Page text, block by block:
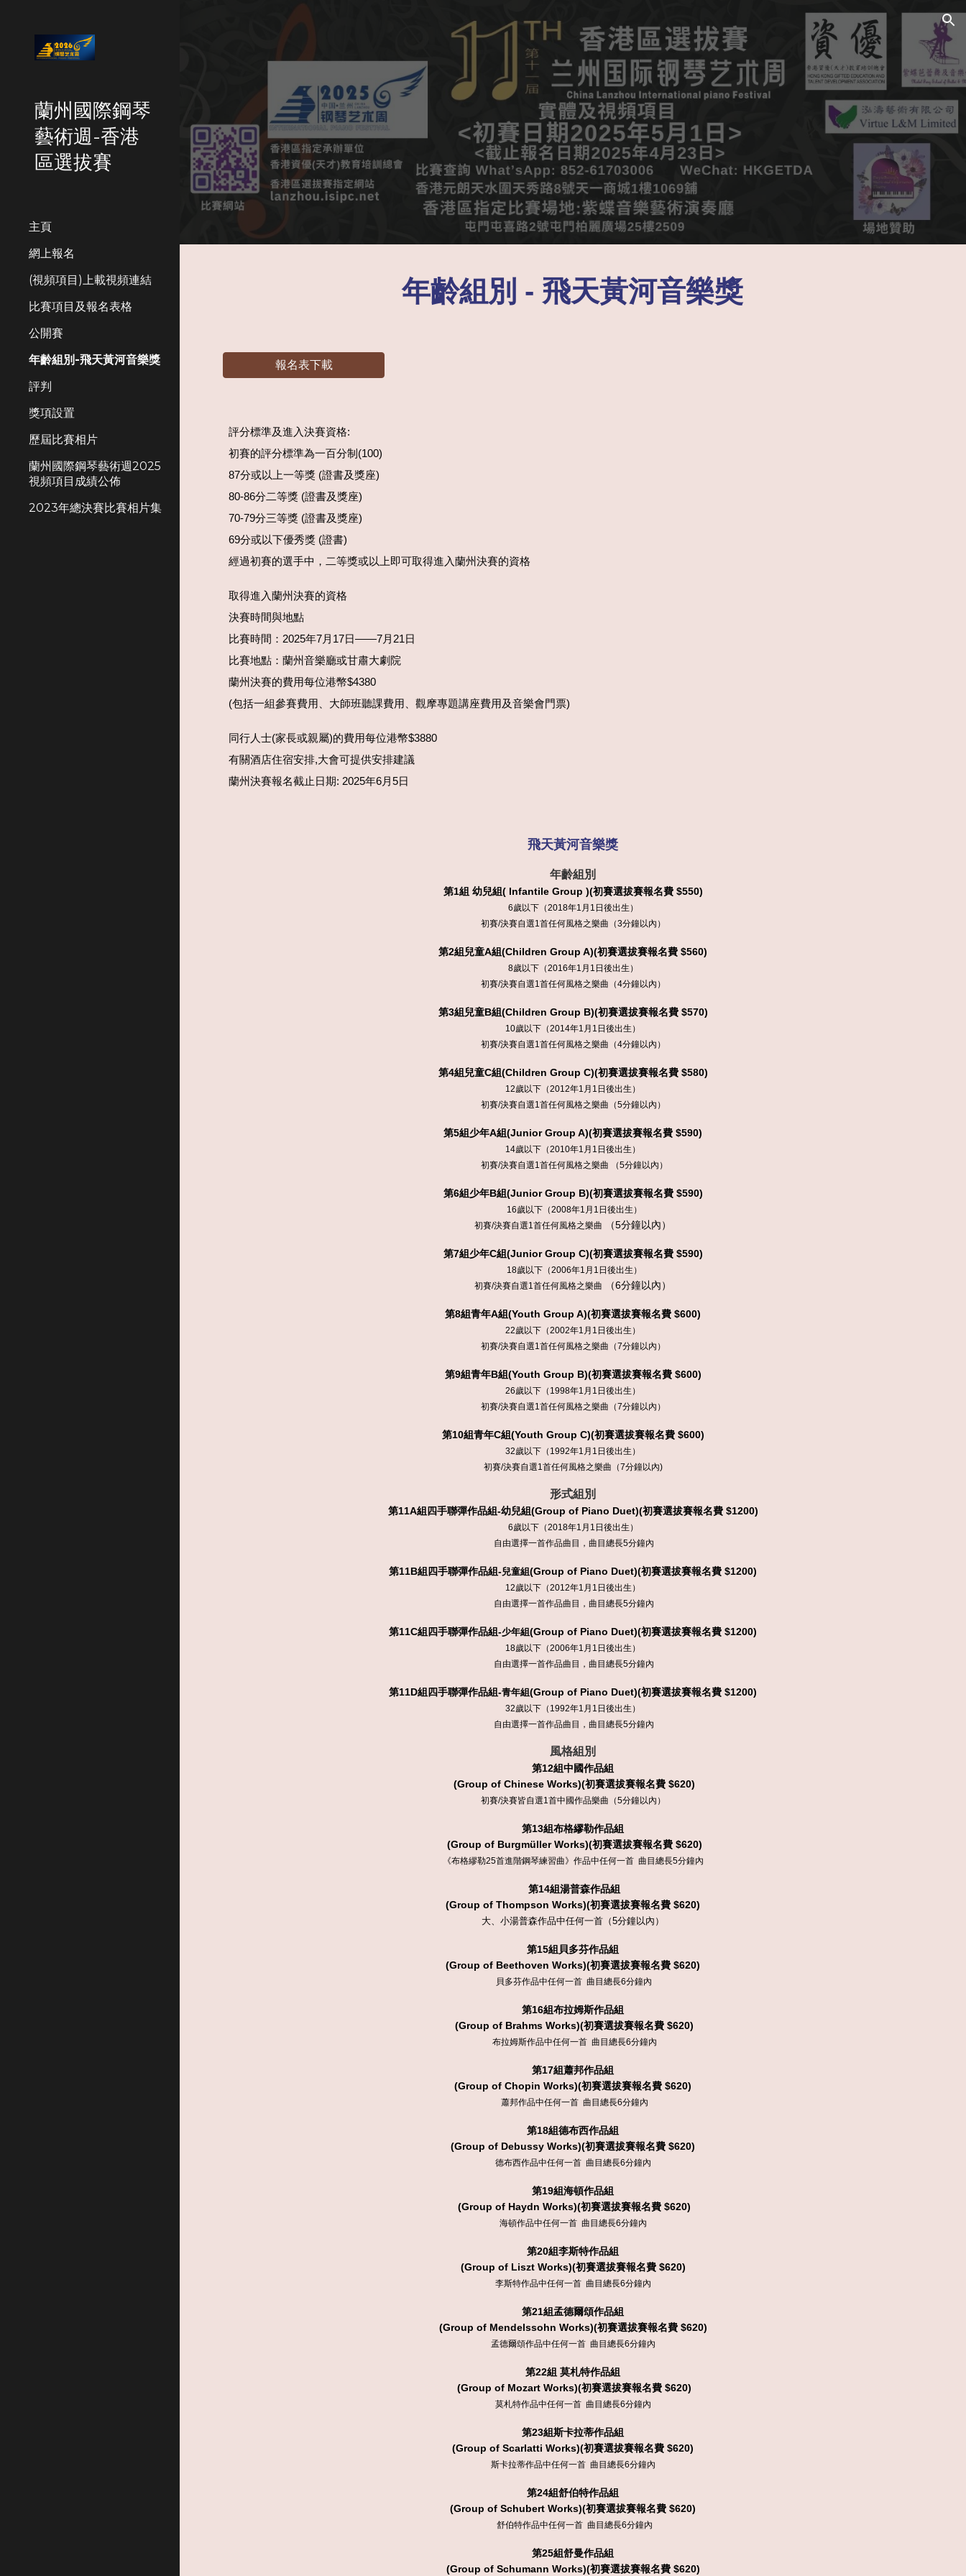
Skip to navigation
蘭州國際鋼琴
藝術週-香港
區選拔賽
主頁
網上報名
(視頻項目)上載視頻連結
比賽項目及報名表格
公開賽
年齡組別-飛天黃河音樂獎
評判
獎項設置
歷屆比賽相片
蘭州國際鋼琴藝術週2025
視頻項目成績公佈
2023年總決賽比賽相片集
年齡組別 - 飛天黃河音樂獎
報名表下載
評分標準及進入決賽資格:
初賽的評分標準為一百分制(100)
87分或以上一等獎 (證書及獎座)
80-86分二等獎 (證書及獎座)
70-79分三等獎 (證書及獎座)
69分或以下優秀獎 (證書)
經過初賽的選手中，二等獎或以上即可取得進入蘭州決賽的資格
取得進入蘭州決賽的資格
決賽時間與地點
比賽時間：2025年7月17日——7月21日
比賽地點：蘭州音樂廳或甘肅大劇院
蘭州決賽的費用每位港幣$4380
(包括一組參賽費用、大師班聽課費用、觀摩專題講座費用及音樂會門票)
同行人士(家長或親屬)的費用每位港幣$3880
有關酒店住宿安排,大會可提供安排建議
蘭州決賽報名截止日期: 2025年6月5日
飛天黃河音樂獎
年齡組別
第1組 幼兒組( Infantile Group )(初賽選拔賽報名費 $550)
6歲以下（2018年1月1日後出生）
初賽/決賽自選1首任何風格之樂曲（3分鐘以內）
第2組兒童A組(Children Group A)(初賽選拔賽報名費 $560)
8歲以下（2016年1月1日後出生）
初賽/決賽自選1首任何風格之樂曲（4分鐘以內）
第3組兒童B組(Children Group B)(初賽選拔賽報名費 $570)
10歲以下（2014年1月1日後出生）
初賽/決賽自選1首任何風格之樂曲（4分鐘以內）
第4組兒童C組(Children Group C)(初賽選拔賽報名費 $580)
12歲以下（2012年1月1日後出生）
初賽/決賽自選1首任何風格之樂曲（5分鐘以內）
第5組少年A組(Junior Group A)(初賽選拔賽報名費 $590)
14歲以下（2010年1月1日後出生）
初賽/決賽自選1首任何風格之樂曲 （5分鐘以內）
第6組少年B組(Junior Group B)(初賽選拔賽報名費 $590)
16歲以下（2008年1月1日後出生）
初賽/決賽自選1首任何風格之樂曲
（5分鐘以內）
第7組少年C組(Junior Group C)(初賽選拔賽報名費 $590)
18歲以下（2006年1月1日後出生）
初賽/決賽自選1首任何風格之樂曲
（6分鐘以內）
第8組青年A組(Youth Group A)(初賽選拔賽報名費 $600)
22歲以下（2002年1月1日後出生）
初賽/決賽自選1首任何風格之樂曲（7分鐘以內）
第9組青年B組(Youth Group B)(初賽選拔賽報名費 $600)
26歲以下（1998年1月1日後出生）
初賽/決賽自選1首任何風格之樂曲（7分鐘以內）
第10組青年C組(Youth Group C)(初賽選拔賽報名費 $600)
32歲以下（1992年1月1日後出生）
初賽/決賽自選1首任何風格之樂曲（7分鐘以內)
形式組別
第11A組四手聯彈作品組-幼兒組(Group of Piano Duet)(初賽選拔賽報名費 $1200)
6歲以下（2018年1月1日後出生）
自由選擇一首作品曲目，曲目總長5分鐘內
第11B組四手聯彈作品組-兒童組(Group of Piano Duet)(初賽選拔賽報名費 $1200)
12歲以下（2012年1月1日後出生）
自由選擇一首作品曲目，曲目總長5分鐘內
第11C組四手聯彈作品組-少年組(Group of Piano Duet)(初賽選拔賽報名費 $1200)
18歲以下（2006年1月1日後出生）
自由選擇一首作品曲目，曲目總長5分鐘內
第11D組四手聯彈作品組-青年組(Group of Piano Duet)(初賽選拔賽報名費 $1200)
32歲以下（1992年1月1日後出生）
自由選擇一首作品曲目，曲目總長5分鐘內
風格組別
第12組中國作品組
(Group of Chinese Works)(初賽選拔賽報名費 $620)
初賽/決賽皆自選1首中國作品樂曲（5分鐘以內）
第13組布格繆勒作品組
(Group of Burgmüller Works)(初賽選拔賽報名費 $620)
《布格繆勒25首進階鋼琴練習曲》作品中任何一首 曲目總長5分鐘內
第14組湯普森作品組
(Group of Thompson Works)(初賽選拔賽報名費 $620)
大、小湯普森作品中任何一首（5分鐘以內）
第15組貝多芬作品組
(Group of Beethoven Works)(初賽選拔賽報名費 $620)
貝多芬作品中任何一首 曲目總長6分鐘內
第16組布拉姆斯作品組
(Group of Brahms Works)(初賽選拔賽報名費 $620)
布拉姆斯作品中任何一首 曲目總長6分鐘內
第17組蕭邦作品組
(Group of Chopin Works)(初賽選拔賽報名費 $620)
蕭邦作品中任何一首 曲目總長6分鐘內
第18組德布西作品組
(Group of Debussy Works)(初賽選拔賽報名費 $620)
德布西作品中任何一首 曲目總長6分鐘內
第19組海頓作品組
(Group of Haydn Works)(初賽選拔賽報名費 $620)
海頓作品中任何一首 曲目總長6分鐘內
第20組李斯特作品組
(Group of Liszt Works)(初賽選拔賽報名費 $620)
李斯特作品中任何一首 曲目總長6分鐘內
第21組孟德爾頌作品組
(Group of Mendelssohn Works)(初賽選拔賽報名費 $620)
孟德爾頌作品中任何一首 曲目總長6分鐘內
第22組 莫札特作品組
(Group of Mozart Works)(初賽選拔賽報名費 $620)
莫札特作品中任何一首 曲目總長6分鐘內
第23組斯卡拉蒂作品組
(Group of Scarlatti Works)(初賽選拔賽報名費 $620)
斯卡拉蒂作品中任何一首 曲目總長6分鐘內
第24組舒伯特作品組
(Group of Schubert Works)(初賽選拔賽報名費 $620)
舒伯特作品中任何一首 曲目總長6分鐘內
第25組舒曼作品組
(Group of Schumann Works)(初賽選拔賽報名費 $620)